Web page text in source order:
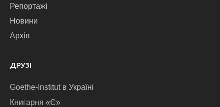
Репортажі
Новини
Архів
ДРУЗІ
Goethe-Institut в Україні
Книгарня «Є»